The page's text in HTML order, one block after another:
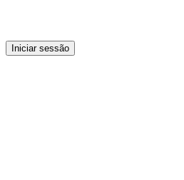
Iniciar sessão